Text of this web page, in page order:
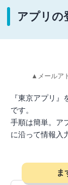
アプリの
▲メールア
『東京アプリ
です。
手順は簡単。ア
に沿って情報入
ま